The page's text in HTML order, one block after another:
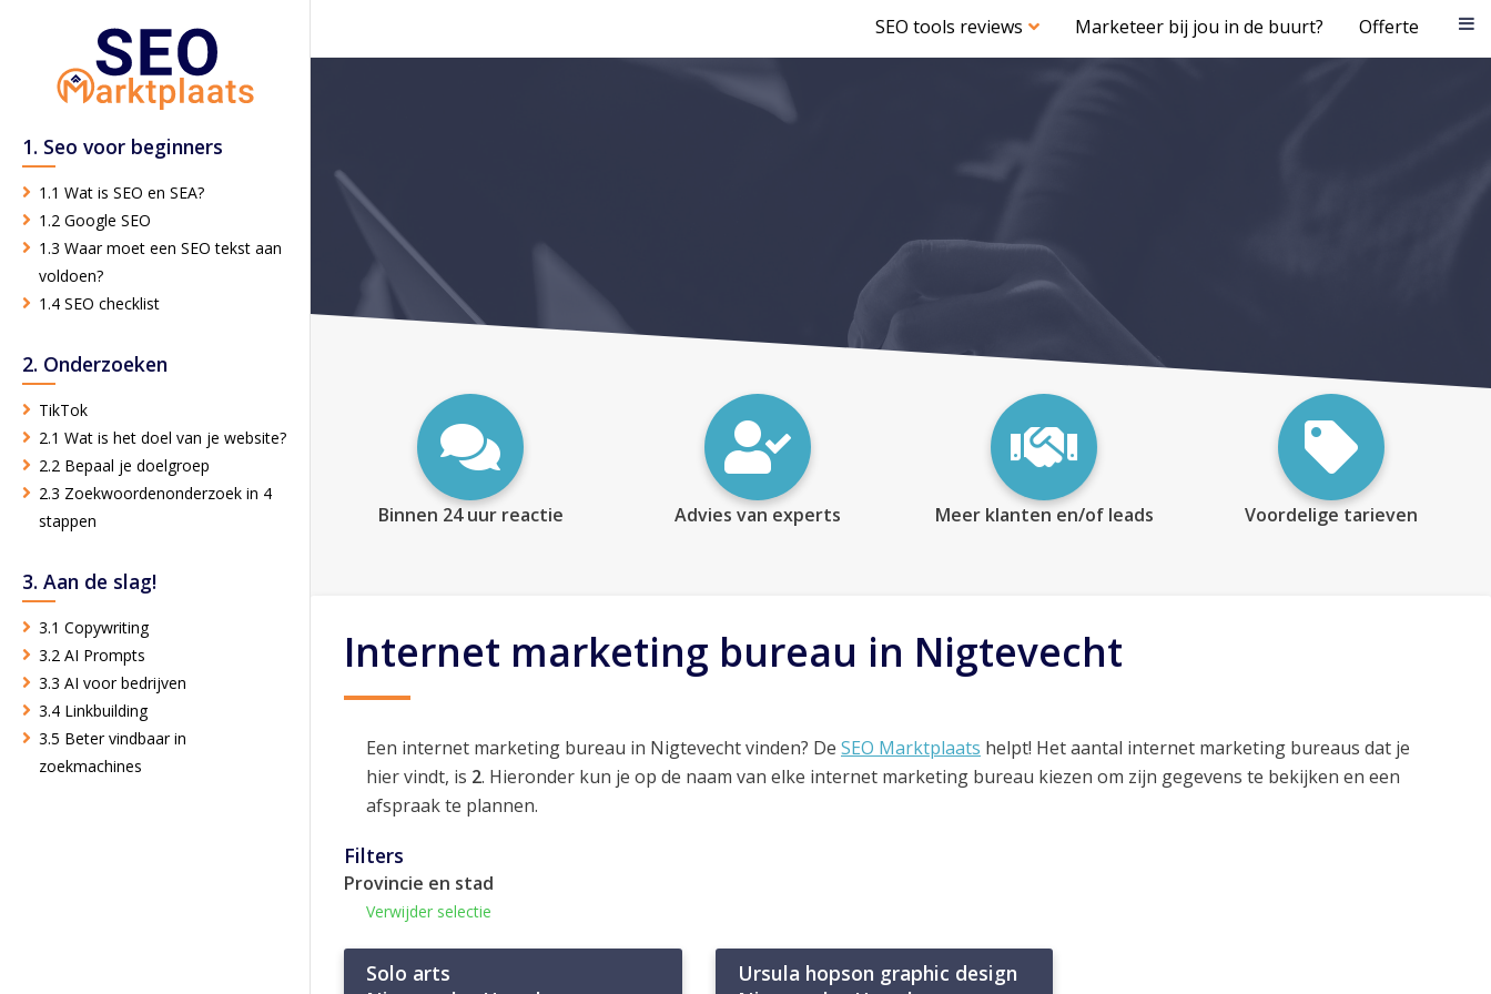
SEO tools reviews Marketeer bij jou in de buurt? Offerte
1. Seo voor beginners
1.1 Wat is SEO en SEA?
1.2 Google SEO
1.3 Waar moet een SEO tekst aan
voldoen?
1.4 SEO checklist
2. Onderzoeken
TikTok
2.1 Wat is het doel van je website?
2.2 Bepaal je doelgroep
2.3 Zoekwoordenonderzoek in 4
stappen
3. Aan de slag!
3.1 Copywriting
3.2 AI Prompts
3.3 AI voor bedrijven
3.4 Linkbuilding
3.5 Beter vindbaar in
zoekmachines
Binnen 24 uur reactie Advies van experts Meer klanten en/of leads Voordelige tarieven
Internet marketing bureau in Nigtevecht
Een internet marketing bureau in Nigtevecht vinden? De SEO Marktplaats helpt! Het aantal internet marketing bureaus dat je
hier vindt, is 2. Hieronder kun je op de naam van elke internet marketing bureau kiezen om zijn gegevens te bekijken en een
afspraak te plannen.
Filters
Provincie en stad
Verwijder selectie
Solo arts
Ursula hopson graphic design